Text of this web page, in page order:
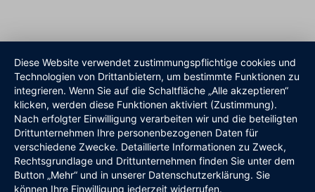
Diese Website verwendet zustimmungspflichtige cookies und
Technologien von Drittanbietern, um bestimmte Funktionen zu
integrieren. Wenn Sie auf die Schaltfläche „Alle akzeptieren“
klicken, werden diese Funktionen aktiviert (Zustimmung).
Nach erfolgter Einwilligung verarbeiten wir und die beteiligten
Drittunternehmen Ihre personenbezogenen Daten für
verschiedene Zwecke. Detaillierte Informationen zu Zweck,
Rechtsgrundlage und Drittunternehmen finden Sie unter dem
Button „Mehr“ und in unserer Datenschutzerklärung. Sie
können Ihre Einwilligung jederzeit widerrufen.